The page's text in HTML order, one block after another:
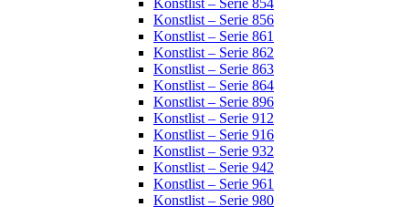
Konstlist – Serie 854
Konstlist – Serie 856
Konstlist – Serie 861
Konstlist – Serie 862
Konstlist – Serie 863
Konstlist – Serie 864
Konstlist – Serie 896
Konstlist – Serie 912
Konstlist – Serie 916
Konstlist – Serie 932
Konstlist – Serie 942
Konstlist – Serie 961
Konstlist – Serie 980